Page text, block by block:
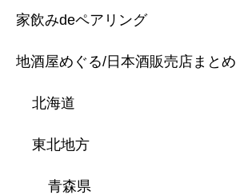
家飲みdeペアリング
地酒屋めぐる/日本酒販売店まとめ
北海道
東北地方
青森県